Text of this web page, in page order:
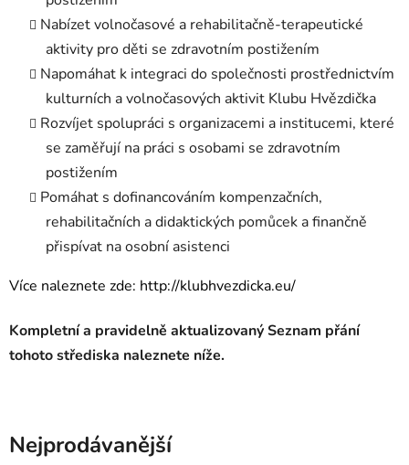
Nabízet volnočasové a rehabilitačně-terapeutické
aktivity pro děti se zdravotním postižením
Napomáhat k integraci do společnosti prostřednictvím
kulturních a volnočasových aktivit Klubu Hvězdička
Rozvíjet spolupráci s organizacemi a institucemi, které
se zaměřují na práci s osobami se zdravotním
postižením
Pomáhat s dofinancováním kompenzačních,
rehabilitačních a didaktických pomůcek a finančně
přispívat na osobní asistenci
Více naleznete zde: http://klubhvezdicka.eu/
Kompletní a pravidelně aktualizovaný Seznam přání
tohoto střediska naleznete níže.
Nejprodávanější